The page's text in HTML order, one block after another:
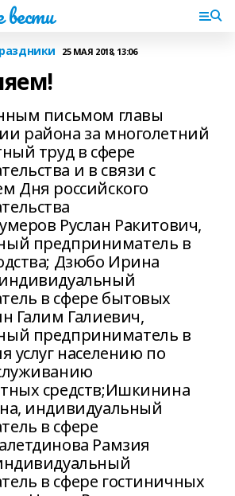
вести
25 МАЯ 2018, 13:06
письмом главы
района за многолетний
труд в сфере
и в связи с
Дня российского
Руслан Ракитович,
предприниматель в
Дзюбо Ирина
в сфере бытовых
Галим Галиевич,
предприниматель в
услуг населению по
средств;Ишкинина
индивидуальный
в сфере
Рамзия
в сфере гостиничных